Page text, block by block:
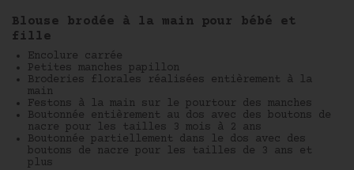
Blouse brodée à la main pour bébé et
fille
Encolure carrée
Petites manches papillon
Broderies florales réalisées entièrement à la
main
Festons à la main sur le pourtour des manches
Boutonnée entièrement au dos avec des boutons de
nacre pour les tailles 3 mois à 2 ans
Boutonnée partiellement dans le dos avec des
boutons de nacre pour les tailles de 3 ans et
plus